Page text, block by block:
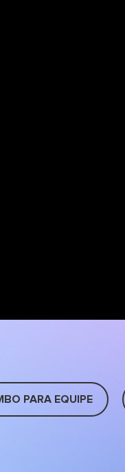
PARA EQUIPE